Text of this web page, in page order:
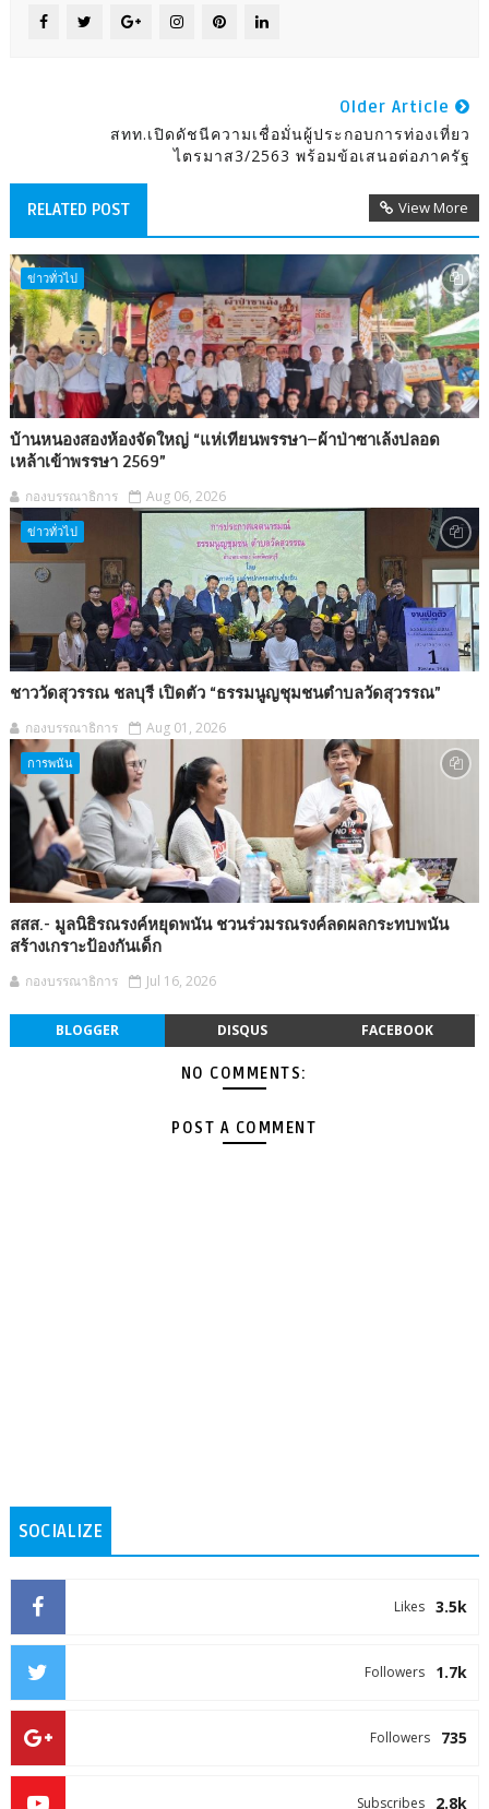
Older Article
สทท.เปิดดัชนีความเชื่อมั่นผู้ประกอบการท่องเที่ยว
ไตรมาส3/2563 พร้อมข้อเสนอต่อภาครัฐ
RELATED POST View More
ข่าวทั่วไป
บ้านหนองสองห้องจัดใหญ่ “แห่เทียนพรรษา–ผ้าป่าซาเล้งปลอด
เหล้าเข้าพรรษา 2569”
กองบรรณาธิการ Aug 06, 2026
ข่าวทั่วไป
ชาววัดสุวรรณ ชลบุรี เปิดตัว “ธรรมนูญชุมชนตำบลวัดสุวรรณ”
กองบรรณาธิการ Aug 01, 2026
การพนัน
สสส.- มูลนิธิรณรงค์หยุดพนัน ชวนร่วมรณรงค์ลดผลกระทบพนัน
สร้างเกราะป้องกันเด็ก
กองบรรณาธิการ Jul 16, 2026
BLOGGER DISQUS FACEBOOK
NO COMMENTS:
POST A COMMENT
SOCIALIZE
3.5k
Likes
1.7k
Followers
735
Followers
2.8k
Subscribes